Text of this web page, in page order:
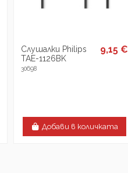
Слушалки Philips
TAE-1126BK
30698
9,15 €
Добави в количката